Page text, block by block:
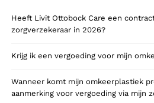
Heeft Livit Ottobock Care een
zorgverzekeraar in 2026?
Krijg ik een vergoeding voor mijn
Wanneer komt mijn omkeerplastiek
aanmerking voor vergoeding via mijn